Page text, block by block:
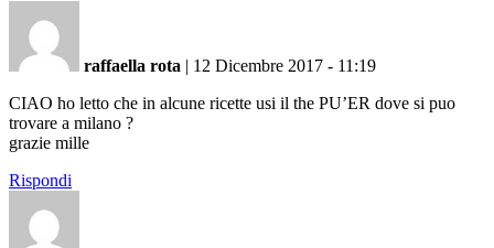
raffaella rota | 12 Dicembre 2017 - 11:19
CIAO ho letto che in alcune ricette usi il the PU’ER dove si puo
trovare a milano ?
grazie mille
Rispondi